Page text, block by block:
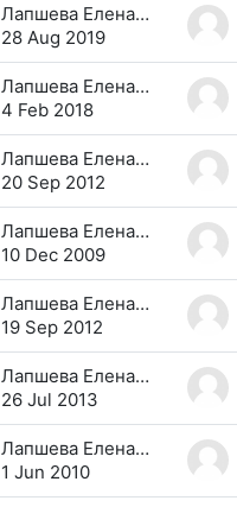
Лапшева Елена Евгеньевна
28 Aug 2019
Лапшева Елена Евгеньевна
4 Feb 2018
Лапшева Елена Евгеньевна
20 Sep 2012
Лапшева Елена Евгеньевна
10 Dec 2009
Лапшева Елена Евгеньевна
19 Sep 2012
Лапшева Елена Евгеньевна
26 Jul 2013
Лапшева Елена Евгеньевна
1 Jun 2010